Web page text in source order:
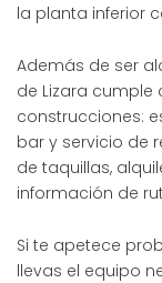
la planta inferior
Además de ser
de Lizara cumple
construcciones:
bar y servicio de
de taquillas,
información de
Si te apetece
llevas el equipo